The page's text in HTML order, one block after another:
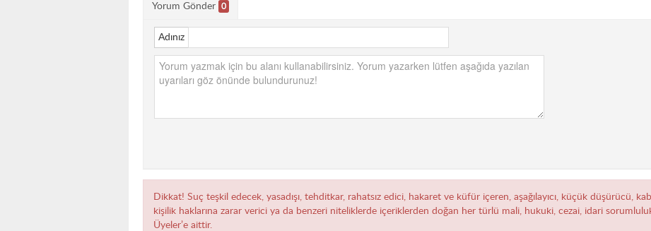
Yorum Gönder 0
Adınız
Dikkat! Suç teşkil edecek, yasadışı, tehditkar, rahatsız edici, hakaret ve küfür içeren, aşağılayıcı, küçük düşürücü,
kişilik haklarına zarar verici ya da benzeri niteliklerde içeriklerden doğan her türlü mali, hukuki, cezai, idari
Üyeler’e aittir.